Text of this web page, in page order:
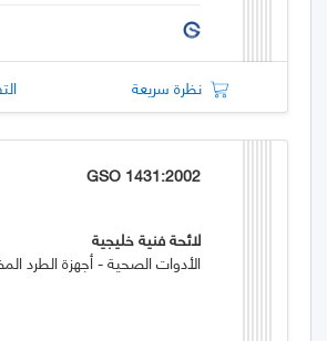
نظرة سريعة
GSO 1431:2002
لائحة فنية خليجية
الأدوات الصحية - أجهزة الطرد